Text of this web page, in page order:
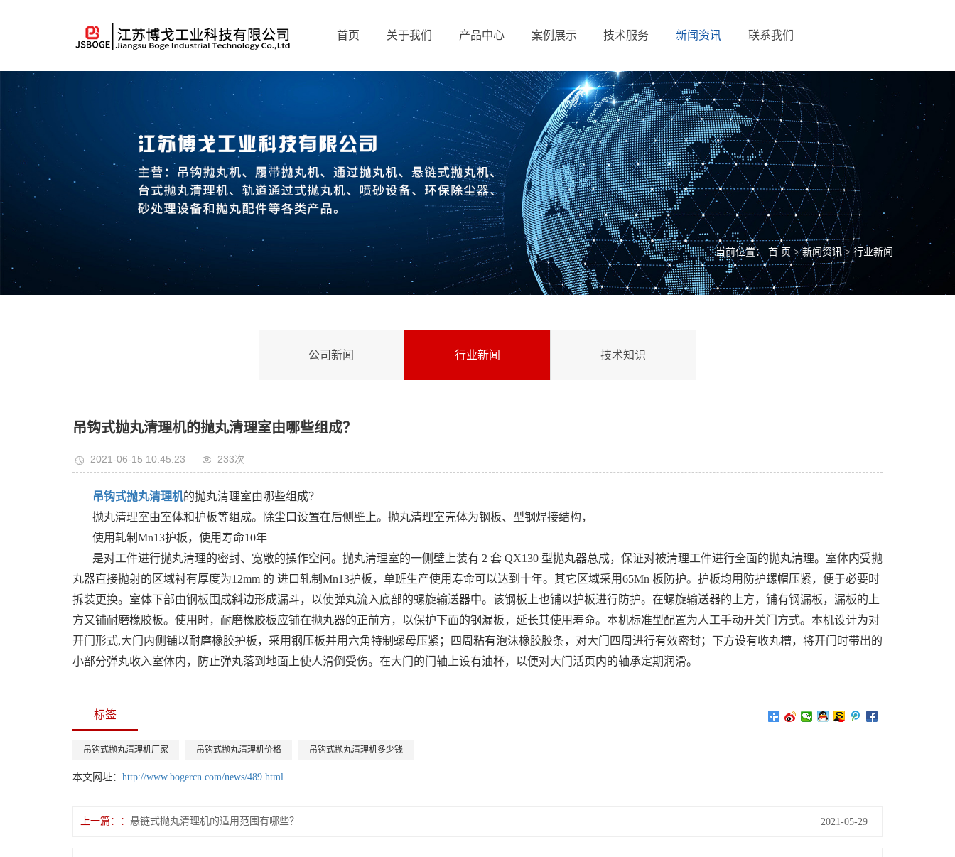
首页 关于我们 产品中心 案例展示 技术服务 新闻资讯 联系我们
当前位置： 首 页 >新闻资讯>行业新闻
公司新闻 行业新闻 技术知识
吊钩式抛丸清理机的抛丸清理室由哪些组成？
2021-06-15 10:45:23 233次
吊钩式抛丸清理机的抛丸清理室由哪些组成？
抛丸清理室由室体和护板等组成。除尘口设置在后侧壁上。抛丸清理室壳体为钢板、型钢焊接结构，
使用轧制Mn13护板，使用寿命10年
是对工件进行抛丸清理的密封、宽敞的操作空间。抛丸清理室的一侧壁上装有 2 套 QX130 型抛丸器总成，保证对被清理工件进行全面的抛丸清理。室体内受抛
丸器直接抛射的区域衬有厚度为12mm 的 进口轧制Mn13护板，单班生产使用寿命可以达到十年。其它区域采用65Mn 板防护。护板均用防护螺帽压紧，便于必要时
拆装更换。室体下部由钢板围成斜边形成漏斗，以使弹丸流入底部的螺旋输送器中。该钢板上也铺以护板进行防护。在螺旋输送器的上方，铺有钢漏板，漏板的上
方又铺耐磨橡胶板。使用时，耐磨橡胶板应铺在抛丸器的正前方，以保护下面的钢漏板，延长其使用寿命。本机标准型配置为人工手动开关门方式。本机设计为对
开门形式,大门内侧铺以耐磨橡胶护板，采用钢压板并用六角特制螺母压紧；四周粘有泡沫橡胶胶条，对大门四周进行有效密封；下方设有收丸槽，将开门时带出的
小部分弹丸收入室体内，防止弹丸落到地面上使人滑倒受伤。在大门的门轴上设有油杯，以便对大门活页内的轴承定期润滑。
标签
吊钩式抛丸清理机厂家 吊钩式抛丸清理机价格 吊钩式抛丸清理机多少钱
本文网址： http://www.bogercn.com/news/489.html
上一篇： 悬链式抛丸清理机的适用范围有哪些？ 2021-05-29